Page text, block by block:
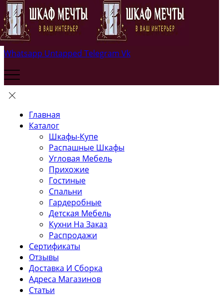
Whatsapp Untapped Telegram Vk
Главная
Каталог
Шкафы-Купе
Распашные Шкафы
Угловая Мебель
Прихожие
Гостиные
Спальни
Гардеробные
Детская Мебель
Кухни На Заказ
Распродажи
Сертификаты
Отзывы
Доставка И Сборка
Адреса Магазинов
Статьи